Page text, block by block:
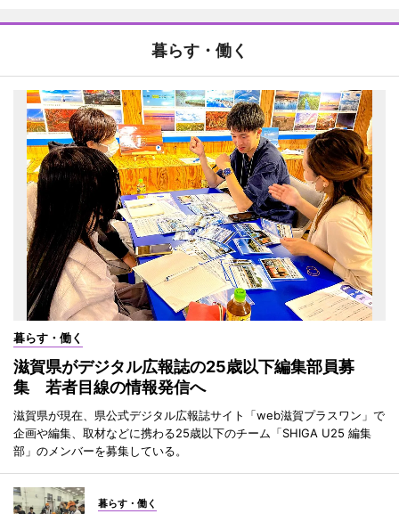
暮らす・働く
暮らす・働く
滋賀県がデジタル広報誌の25歳以下編集部員募
集 若者目線の情報発信へ
滋賀県が現在、県公式デジタル広報誌サイト「web滋賀プラスワン」で
企画や編集、取材などに携わる25歳以下のチーム「SHIGA U25 編集
部」のメンバーを募集している。
暮らす・働く